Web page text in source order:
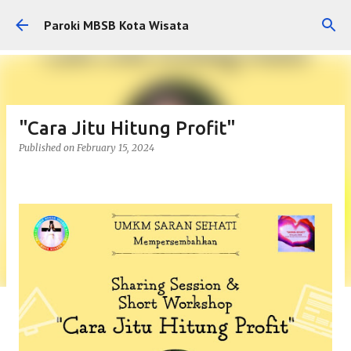
Skip to main content
Paroki MBSB Kota Wisata
"Cara Jitu Hitung Profit"
Published on February 15, 2024